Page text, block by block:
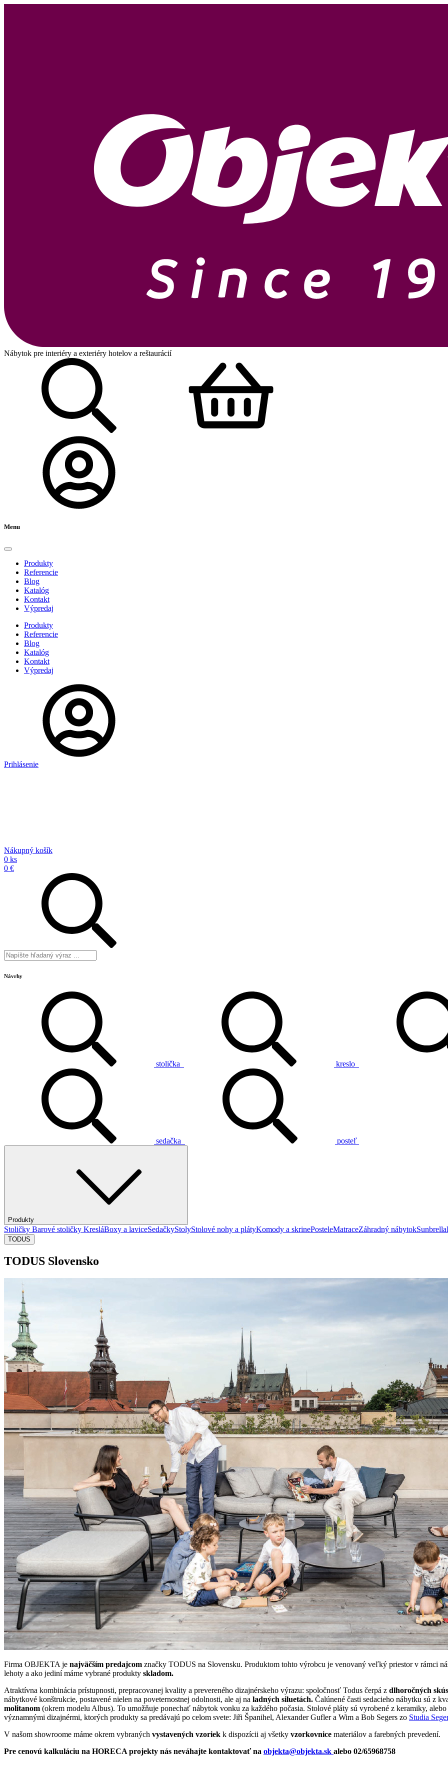
Nábytok pre interiéry a exteriéry hotelov a reštaurácií
Menu
Produkty
Referencie
Blog
Katalóg
Kontakt
Výpredaj
Produkty
Referencie
Blog
Katalóg
Kontakt
Výpredaj
Prihlásenie
Nákupný košík
0 ks
0 €
Návrhy
stolička kreslo
sedačka posteľ
Produkty
Stoličky Barové stoličky KresláBoxy a laviceSedačkyStolyStolové nohy a plátyKomody a skrinePosteleMatraceZáhradný nábytokSunbrella
TODUS
TODUS Slovensko
Firma OBJEKTA je najväčším predajcom značky TODUS na Slovensku. Produktom tohto výrobcu je venovaný veľký priestor v rámci
lehoty a ako jediní máme vybrané produkty skladom.
Atraktívna kombinácia prístupnosti, prepracovanej kvality a prevereného dizajnérskeho výrazu: spoločnosť Todus čerpá z dlhoročných
nábytkové konštrukcie, postavené nielen na poveternostnej odolnosti, ale aj na ladných siluetách. Čalúnené časti sedacieho nábytku sú z
molitanom (okrem modelu Albus). To umožňuje ponechať nábytok vonku za každého počasia. Stolové pláty sú vyrobené z keramiky,
významnými dizajnérmi, ktorých produkty sa predávajú po celom svete: Jiři Španihel, Alexander Gufler a Wim a Bob Segers zo Studia
V našom showroome máme okrem vybraných vystavených vzoriek k dispozícii aj všetky vzorkovnice materiálov a farebných prevedení.
Pre cenovú kalkuláciu na HORECA projekty nás neváhajte kontaktovať na objekta@objekta.sk alebo 02/65968758